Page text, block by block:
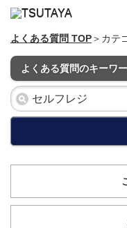
よくある質問 TOP＞カテ
よくある質問のキーワ